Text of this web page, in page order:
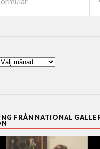
FRÅN NATIONAL